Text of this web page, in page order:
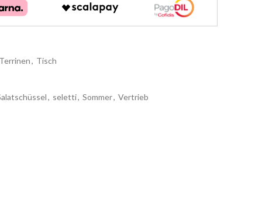
, Tisch
, seletti, Sommer, Vertrieb